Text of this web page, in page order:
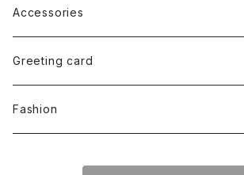
Glass
Tableware
Handkerchief
Accessories
Earrings
Necklace
Greeting card
Fashion